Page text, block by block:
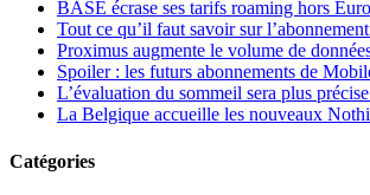
BASE écrase ses tarifs roaming hors
Tout ce qu’il faut savoir sur
Proximus augmente le volume de
Spoiler : les futurs abonnements de
L’évaluation du sommeil sera plus
La Belgique accueille les nouveaux
Catégories